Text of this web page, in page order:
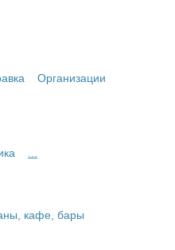
Организации
кафе, бары